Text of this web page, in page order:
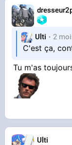
Ulti 2
C'est ça,
Tu m'as
Ulti